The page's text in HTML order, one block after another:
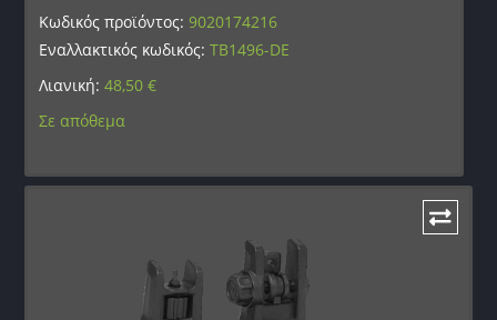
Κωδικός προϊόντος:9020174216
Εναλλακτικός κωδικός:TB1496-DE
Λιανική:48,50€
Σε απόθεμα